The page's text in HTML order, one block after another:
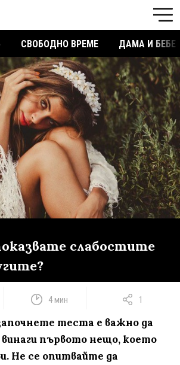
СВОБОДНО ВРЕМЕ ДАМА И БЕБЕ
слабостите
4 мин 1
теста е важно да
първото нещо, което
Не се опитвайте да